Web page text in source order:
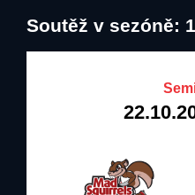
Soutěž v sezóně: